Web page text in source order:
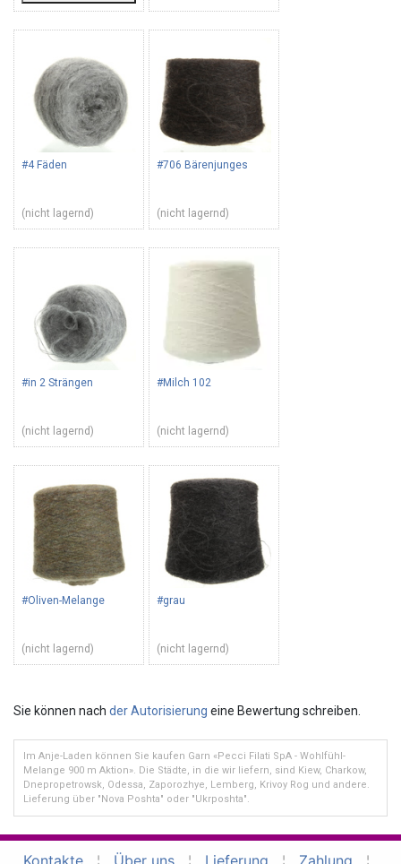
#4 Fäden
(nicht lagernd)
#706 Bärenjunges
(nicht lagernd)
#in 2 Strängen
(nicht lagernd)
#Milch 102
(nicht lagernd)
#Oliven-Melange
(nicht lagernd)
#grau
(nicht lagernd)
Sie können nach der Autorisierung eine Bewertung schreiben.
Im Anje-Laden können Sie kaufen Garn «Pecci Filati SpA - Wohlfühl-
Melange 900 m Aktion». Die Städte, in die wir liefern, sind Kiew, Charkow,
Dnepropetrowsk, Odessa, Zaporozhye, Lemberg, Krivoy Rog und andere.
Lieferung über "Nova Poshta" oder "Ukrposhta".
Kontakte¦ Über uns¦ Lieferung ¦ Zahlung ¦